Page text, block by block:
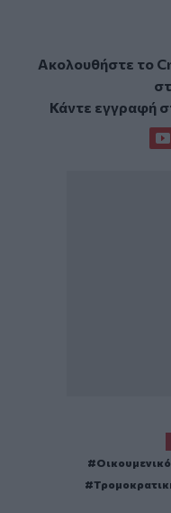
Ακολουθήστε το
Κάντε εγγραφή